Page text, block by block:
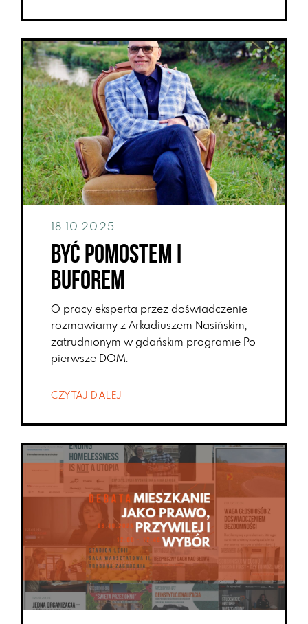
18.10.2025
Być pomostem i
buforem
O pracy eksperta przez doświadczenie
rozmawiamy z Arkadiuszem Nasińskim,
zatrudnionym w gdańskim programie Po
pierwsze DOM.
CZYTAJ DALEJ